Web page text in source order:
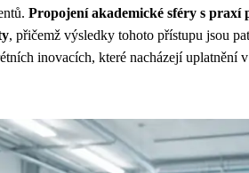
Propojení akademické sféry s praxí
, přičemž výsledky tohoto přístupu jsou
inovacích, které nacházejí uplatnění